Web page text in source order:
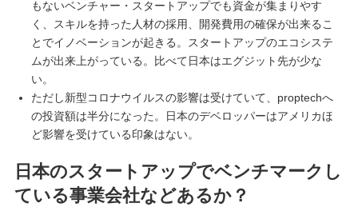
もないベンチャー・スタートアップでも資金が集まりやす
く、スキルを持った人材の採用、開発費用の確保が出来るこ
とでイノベーションが起きる。スタートアップのエコシステ
ムが出来上がっている。比べて日本はエグジット先が少な
い。
ただし新型コロナウイルスの影響は受けていて、proptechへ
の投資額は半分になった。日本のデベロッパーはアメリカほ
ど影響を受けている印象はない。
日本のスタートアップでベンチマークし
ている事業会社などあるか？